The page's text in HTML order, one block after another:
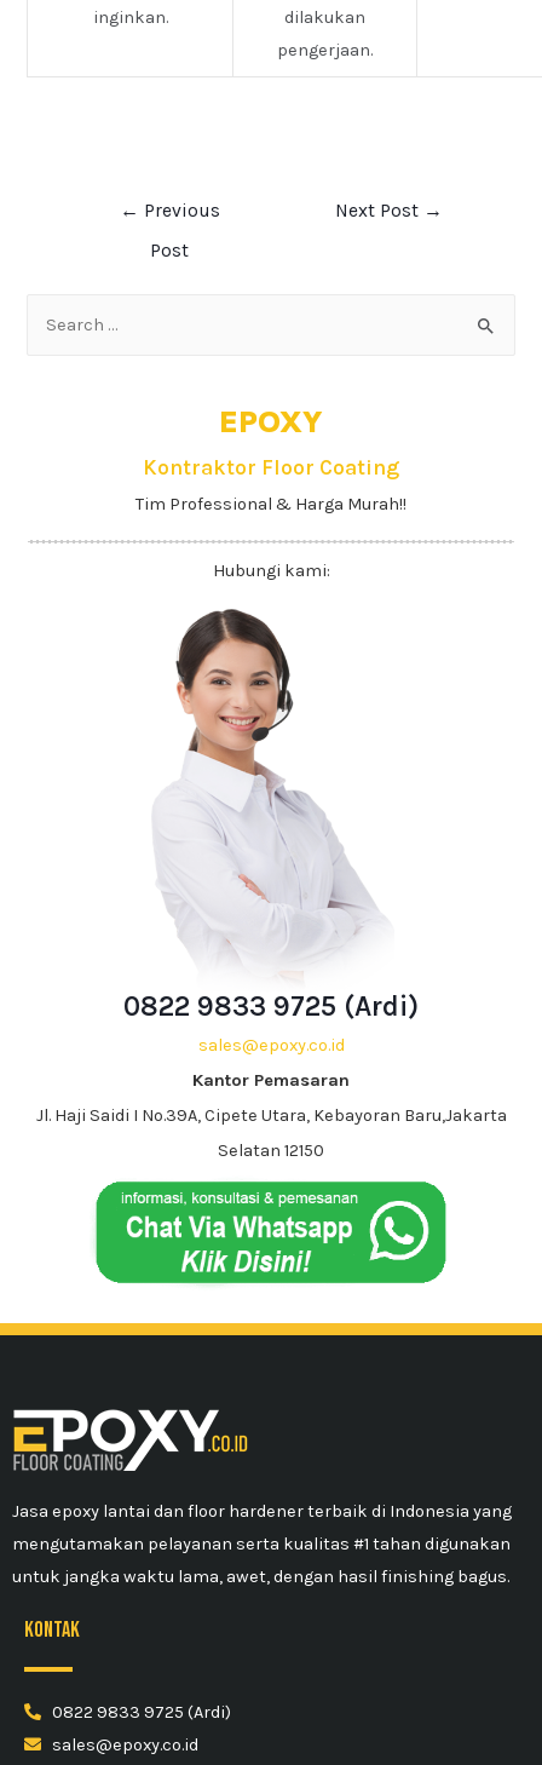
inginkan.
dilakukan
pengerjaan.
← Previous
Post
Next Post →
EPOXY
Kontraktor Floor Coating
Tim Professional & Harga Murah!!
Hubungi kami:
0822 9833 9725 (Ardi)
sales@epoxy.co.id
Kantor Pemasaran
Jl. Haji Saidi I No.39A, Cipete Utara, Kebayoran Baru,Jakarta
Selatan 12150
Jasa epoxy lantai dan floor hardener terbaik di Indonesia yang
mengutamakan pelayanan serta kualitas #1 tahan digunakan
untuk jangka waktu lama, awet, dengan hasil finishing bagus.
kontak
0822 9833 9725 (Ardi)
sales@epoxy.co.id